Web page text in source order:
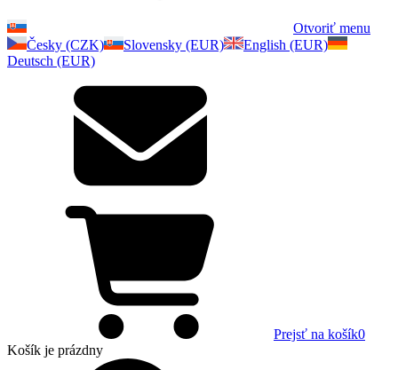
Otvoriť menu
Česky (CZK)
Slovensky (EUR)
English (EUR)
Deutsch (EUR)
Prejsť na košík0
Košík je prázdny